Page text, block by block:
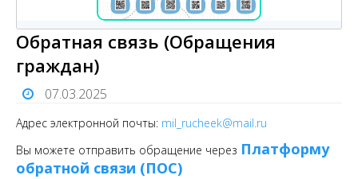
Обратная связь (Обращения
граждан)
07.03.2025
Адрес электронной почты: mil_rucheek@mail.ru
Вы можете отправить обращение через Платформу
обратной связи (ПОС)